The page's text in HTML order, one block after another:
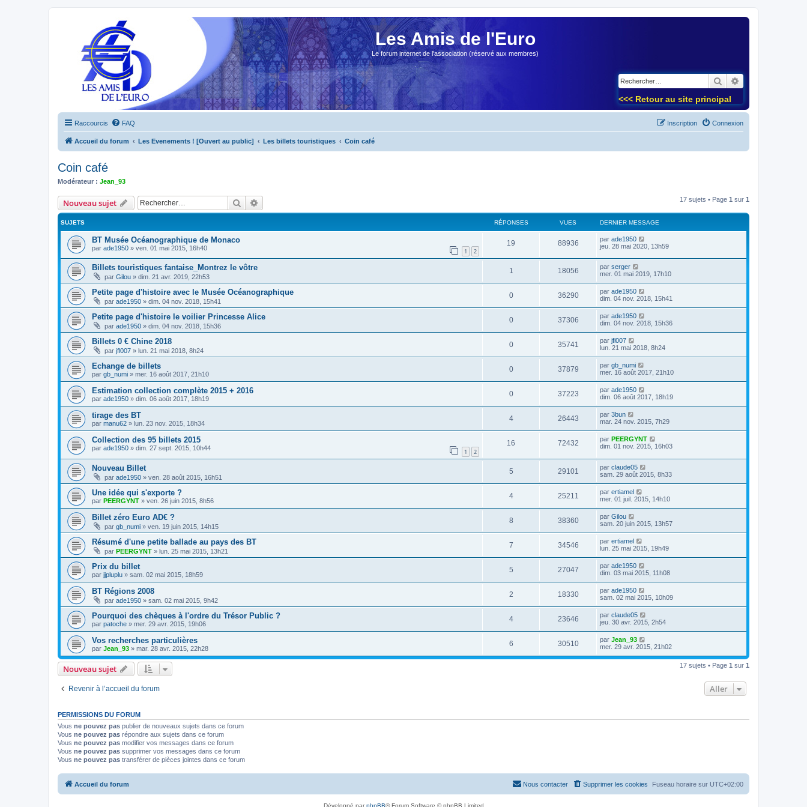
Les Amis de l'Euro
Le forum internet de l'association (réservé aux membres)
Rechercher
<<< Retour au site principal
Raccourcis FAQ Connexion
Inscription
Accueil du forum Les Evenements ! [Ouvert au public] Les billets touristiques Coin café
Coin café
Modérateur : Jean_93
Nouveau sujet Rechercher 17 sujets • Page 1 sur 1
SUJETS RÉPONSES VUES DERNIER MESSAGE
BT Musée Océanographique de Monaco
par ade1950 » ven. 01 mai 2015, 16h40 1 2
19 88936 par ade1950
jeu. 28 mai 2020, 13h59
Billets touristiques fantaise_Montrez le vôtre
par Gilou » dim. 21 avr. 2019, 22h53
1 18056 par serger
mer. 01 mai 2019, 17h10
Petite page d'histoire avec le Musée Océanographique
par ade1950 » dim. 04 nov. 2018, 15h41
0 36290 par ade1950
dim. 04 nov. 2018, 15h41
Petite page d'histoire le voilier Princesse Alice
par ade1950 » dim. 04 nov. 2018, 15h36
0 37306 par ade1950
dim. 04 nov. 2018, 15h36
Billets 0 € Chine 2018
par jfl007 » lun. 21 mai 2018, 8h24
0 35741 par jfl007
lun. 21 mai 2018, 8h24
Echange de billets
par gb_numi » mer. 16 août 2017, 21h10
0 37879 par gb_numi
mer. 16 août 2017, 21h10
Estimation collection complète 2015 + 2016
par ade1950 » dim. 06 août 2017, 18h19
0 37223 par ade1950
dim. 06 août 2017, 18h19
tirage des BT
par manu62 » lun. 23 nov. 2015, 18h34
4 26443 par 3bun
mar. 24 nov. 2015, 7h29
Collection des 95 billets 2015
par ade1950 » dim. 27 sept. 2015, 10h44 1 2
16 72432 par PEERGYNT
dim. 01 nov. 2015, 16h03
Nouveau Billet
par ade1950 » ven. 28 août 2015, 16h51
5 29101 par claude05
sam. 29 août 2015, 8h33
Une idée qui s'exporte ?
par PEERGYNT » ven. 26 juin 2015, 8h56
4 25211 par ertiamel
mer. 01 juil. 2015, 14h10
Billet zéro Euro AD€ ?
par gb_numi » ven. 19 juin 2015, 14h15
8 38360 par Gilou
sam. 20 juin 2015, 13h57
Résumé d'une petite ballade au pays des BT
par PEERGYNT » lun. 25 mai 2015, 13h21
7 34546 par ertiamel
lun. 25 mai 2015, 19h49
Prix du billet
par jjpluplu » sam. 02 mai 2015, 18h59
5 27047 par ade1950
dim. 03 mai 2015, 11h08
BT Régions 2008
par ade1950 » sam. 02 mai 2015, 9h42
2 18330 par ade1950
sam. 02 mai 2015, 10h09
Pourquoi des chèques à l'ordre du Trésor Public ?
par patoche » mer. 29 avr. 2015, 19h06
4 23646 par claude05
jeu. 30 avr. 2015, 2h54
Vos recherches particulières
par Jean_93 » mar. 28 avr. 2015, 22h28
6 30510 par Jean_93
mer. 29 avr. 2015, 21h02
Nouveau sujet 17 sujets • Page 1 sur 1
Revenir à l’accueil du forum Aller
PERMISSIONS DU FORUM
Vous ne pouvez pas publier de nouveaux sujets dans ce forum
Vous ne pouvez pas répondre aux sujets dans ce forum
Vous ne pouvez pas modifier vos messages dans ce forum
Vous ne pouvez pas supprimer vos messages dans ce forum
Vous ne pouvez pas transférer de pièces jointes dans ce forum
Accueil du forum Fuseau horaire sur UTC+02:00
Supprimer les cookies
Nous contacter
Développé parphpBB® Forum Software © phpBB Limited